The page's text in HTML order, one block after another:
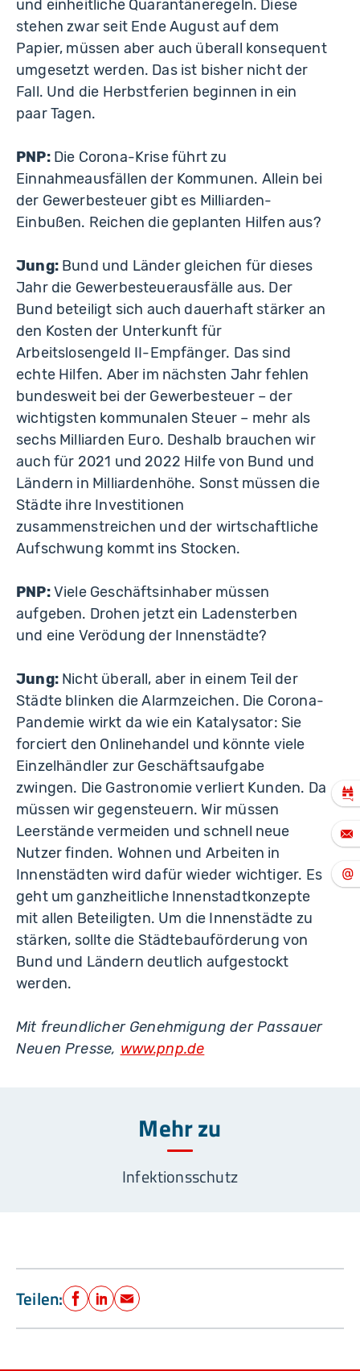
und einheitliche Quarantäneregeln. Diese
stehen zwar seit Ende August auf dem
Papier, müssen aber auch überall konsequent
umgesetzt werden. Das ist bisher nicht der
Fall. Und die Herbstferien beginnen in ein
paar Tagen.
PNP: Die Corona-Krise führt zu
Einnahmeausfällen der Kommunen. Allein bei
der Gewerbesteuer gibt es Milliarden-
Einbußen. Reichen die geplanten Hilfen aus?
Jung:Bund und Länder gleichen für dieses
Jahr die Gewerbesteuerausfälle aus. Der
Bund beteiligt sich auch dauerhaft stärker an
den Kosten der Unterkunft für
Arbeitslosengeld II-Empfänger. Das sind
echte Hilfen. Aber im nächsten Jahr fehlen
bundesweit bei der Gewerbesteuer – der
wichtigsten kommunalen Steuer – mehr als
sechs Milliarden Euro. Deshalb brauchen wir
auch für 2021 und 2022 Hilfe von Bund und
Ländern in Milliardenhöhe. Sonst müssen die
Städte ihre Investitionen
zusammenstreichen und der wirtschaftliche
Aufschwung kommt ins Stocken.
PNP:Viele Geschäftsinhaber müssen
aufgeben. Drohen jetzt ein Ladensterben
und eine Verödung der Innenstädte?
Jung:Nicht überall, aber in einem Teil der
Städte blinken die Alarmzeichen. Die Corona-
Pandemie wirkt da wie ein Katalysator: Sie
forciert den Onlinehandel und könnte viele
Einzelhändler zur Geschäftsaufgabe
zwingen. Die Gastronomie verliert Kunden. Da
müssen wir gegensteuern. Wir müssen
Leerstände vermeiden und schnell neue
Nutzer finden. Wohnen und Arbeiten in
Innenstädten wird dafür wieder wichtiger. Es
geht um ganzheitliche Innenstadtkonzepte
mit allen Beteiligten. Um die Innenstädte zu
stärken, sollte die Städtebauförderung von
Bund und Ländern deutlich aufgestockt
werden.
Mit freundlicher Genehmigung der Passauer
Neuen Presse, www.pnp.de
Mehr zu
Infektionsschutz
Teilen: Facebook
LinkedIn
E-Mail